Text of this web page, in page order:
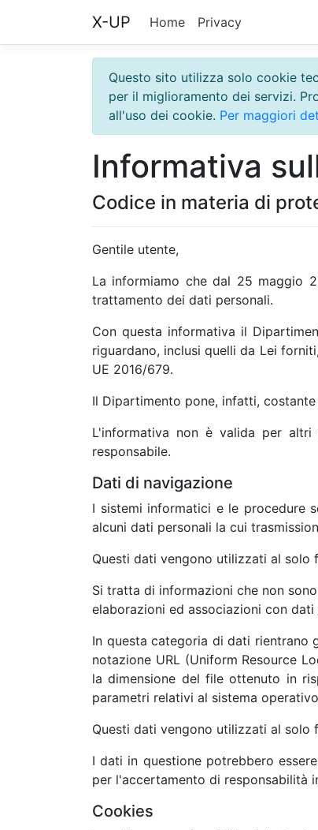
X-UP Home Privacy
Questo sito utilizza solo cookie
per il miglioramento dei servizi.
all'uso dei cookie. Per maggiori
Informativa
Codice in materia di
Gentile utente,
La informiamo che dal 25 maggio
trattamento dei dati personali.
Con questa informativa il
riguardano, inclusi quelli da Lei
UE 2016/679.
Il Dipartimento pone, infatti,
L'informativa non è valida per
responsabile.
Dati di navigazione
I sistemi informatici e le procedure
alcuni dati personali la cui
Questi dati vengono utilizzati al
Si tratta di informazioni che non
elaborazioni ed associazioni con
In questa categoria di dati
notazione URL (Uniform Resource
la dimensione del file ottenuto in
parametri relativi al sistema
Questi dati vengono utilizzati al
I dati in questione potrebbero
per l'accertamento di responsabilità
Cookies